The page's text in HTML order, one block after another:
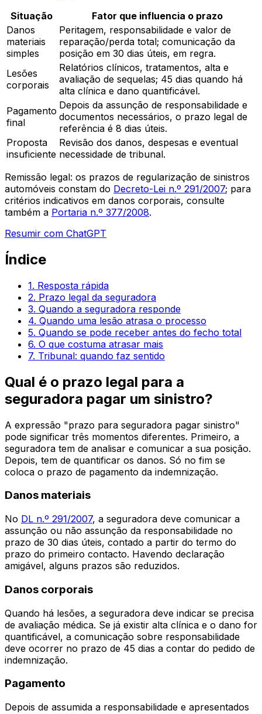
Situação
Fator que influencia o prazo
Danos
materiais
simples
Peritagem, responsabilidade e valor de
reparação/perda total; comunicação da
posição em 30 dias úteis, em regra.
Lesões
corporais
Relatórios clínicos, tratamentos, alta e
avaliação de sequelas; 45 dias quando há
alta clínica e dano quantificável.
Pagamento
final
Depois da assunção de responsabilidade e
documentos necessários, o prazo legal de
referência é 8 dias úteis.
Proposta
insuficiente
Revisão dos danos, despesas e eventual
necessidade de tribunal.
Remissão legal: os prazos de regularização de sinistros
automóveis constam do Decreto-Lei n.º 291/2007; para
critérios indicativos em danos corporais, consulte
também a Portaria n.º 377/2008.
Resumir com ChatGPT
Índice
1. Resposta rápida
2. Prazo legal da seguradora
3. Quando a seguradora responde
4. Quando uma lesão atrasa o processo
5. Quando se pode receber antes do fecho total
6. O que costuma atrasar mais
7. Tribunal: quando faz sentido
Qual é o prazo legal para a
seguradora pagar um sinistro?
A expressão "prazo para seguradora pagar sinistro"
pode significar três momentos diferentes. Primeiro, a
seguradora tem de analisar e comunicar a sua posição.
Depois, tem de quantificar os danos. Só no fim se
coloca o prazo de pagamento da indemnização.
Danos materiais
No DL n.º 291/2007, a seguradora deve comunicar a
assunção ou não assunção da responsabilidade no
prazo de 30 dias úteis, contado a partir do termo do
prazo do primeiro contacto. Havendo declaração
amigável, alguns prazos são reduzidos.
Danos corporais
Quando há lesões, a seguradora deve indicar se precisa
de avaliação médica. Se já existir alta clínica e o dano for
quantificável, a comunicação sobre responsabilidade
deve ocorrer no prazo de 45 dias a contar do pedido de
indemnização.
Pagamento
Depois de assumida a responsabilidade e apresentados